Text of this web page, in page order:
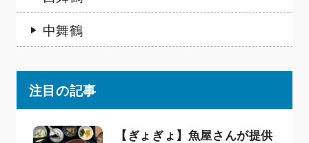
中舞鶴
注目の記事
【ぎょぎょ】魚屋さんが提供